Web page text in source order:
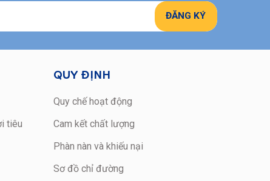
tiêu
QUY ĐỊNH
Quy chế hoạt động
Cam kết chất lượng
Phàn nàn và khiếu nại
Sơ đồ chỉ đường